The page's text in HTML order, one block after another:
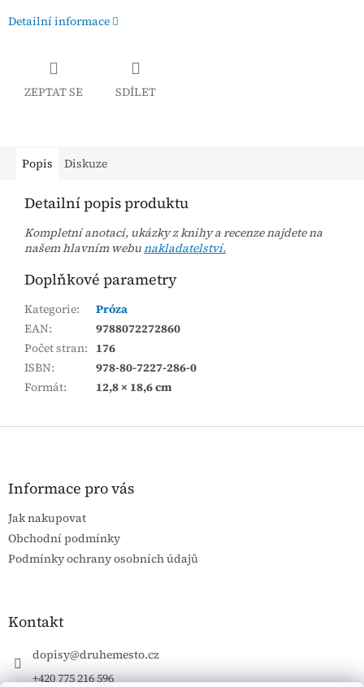
Detailní informace
ZEPTAT SE SDÍLET
Popis Diskuze
Detailní popis produktu
Kompletní anotaci, ukázky z knihy a recenze najdete na
našem hlavním webunakladatelství.
Doplňkové parametry
Kategorie:
Próza
EAN:
9788072272860
Počet stran: 176
ISBN:
978-80-7227-286-0
Formát: 12,8 × 18,6 cm
Z
Informace pro vás
Jak nakupovat
Obchodní podmínky
Podmínky ochrany osobních údajů
Kontakt
dopisy@druhemesto.cz
+420 775 216 596